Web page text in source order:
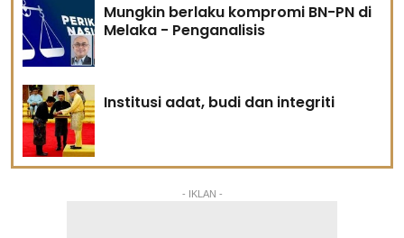
Mungkin berlaku kompromi BN-PN di
Melaka - Penganalisis
Institusi adat, budi dan integriti
- IKLAN -